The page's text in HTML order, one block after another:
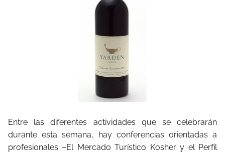
Entre las diferentes actividades que se celebrarán
durante esta semana, hay conferencias orientadas a
profesionales –El Mercado Turístico Kosher y el Perfil